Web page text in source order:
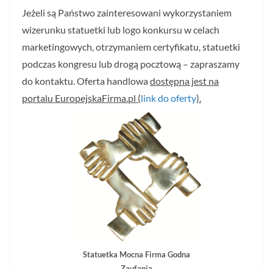
Jeżeli są Państwo zainteresowani wykorzystaniem
wizerunku statuetki lub logo konkursu w celach
marketingowych, otrzymaniem certyfikatu, statuetki
podczas kongresu lub drogą pocztową – zapraszamy
do kontaktu. Oferta handlowadostępna jest na
portalu EuropejskaFirma.pl (link do oferty).
Statuetka Mocna Firma Godna